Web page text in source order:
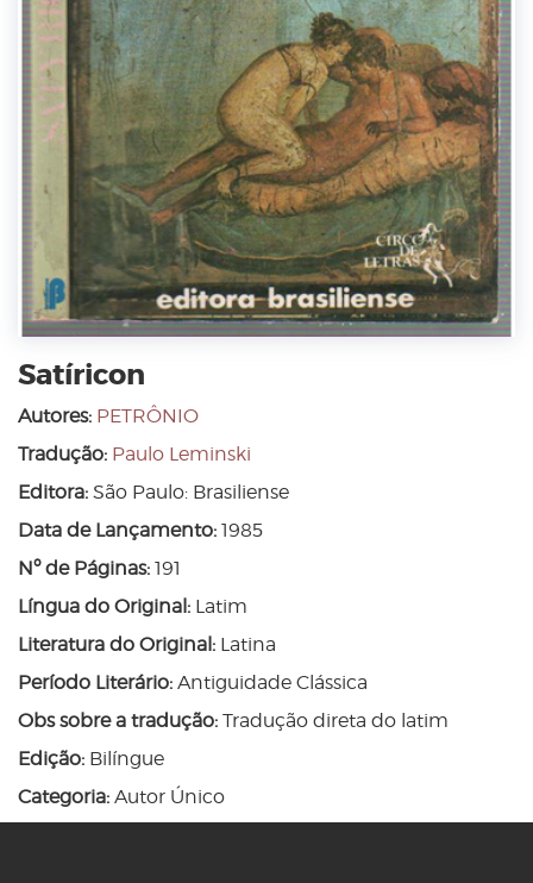
Satíricon
Autores: PETRÔNIO
Tradução: Paulo Leminski
Editora: São Paulo: Brasiliense
Data de Lançamento: 1985
Nº de Páginas: 191
Língua do Original: Latim
Literatura do Original: Latina
Período Literário: Antiguidade Clássica
Obs sobre a tradução: Tradução direta do latim
Edição: Bilíngue
Categoria: Autor Único